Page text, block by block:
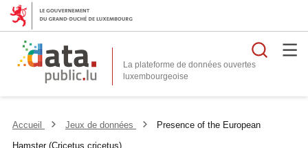
La plateforme de données ouvertes
Accueil Jeux de données
Presence of the European
Hamster (Cricetus cricetus)